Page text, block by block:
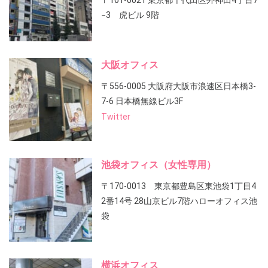
−3 虎ビル 9階
大阪オフィス
〒556-0005 大阪府大阪市浪速区日本橋3-
7-6 日本橋無線ビル3F
Twitter
池袋オフィス（女性専用）
〒170-0013 東京都豊島区東池袋1丁目4
2番14号 28山京ビル7階ハローオフィス池
袋
横浜オフィス